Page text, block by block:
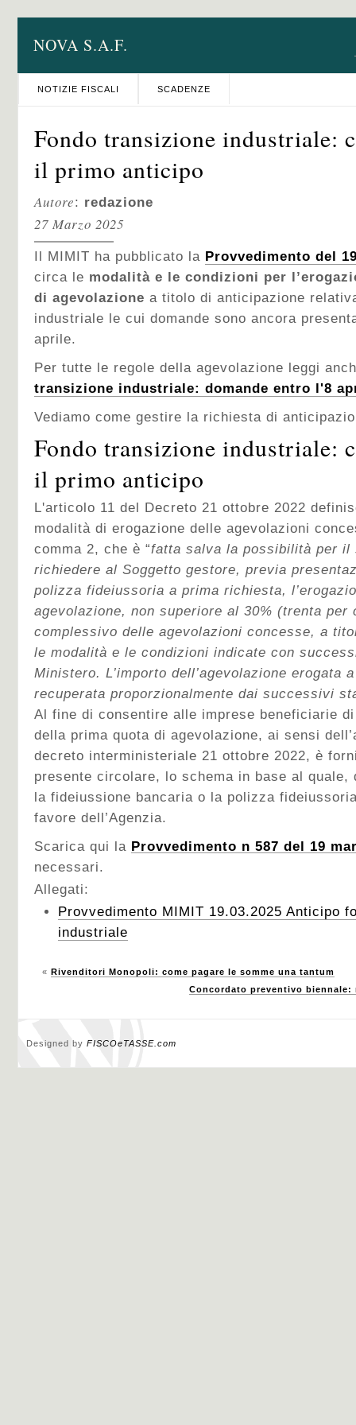
NOVA S.A.F.
NOTIZIE FISCALI SCADENZE
Fondo transizione industriale:
il primo anticipo
Autore: redazione
27 Marzo 2025
Il MIMIT ha pubblicato la Provvedimento del
circa le modalità e le condizioni per
di agevolazione a titolo di anticipazione
industriale le cui domande sono ancora
aprile.
Per tutte le regole della agevolazione leggi
transizione industriale: domande entro l'8
Vediamo come gestire la richiesta di
Fondo transizione industriale:
il primo anticipo
L'articolo 11 del Decreto 21 ottobre 2022
modalità di erogazione delle agevolazioni
comma 2, che è “fatta salva la possibilità per il
richiedere al Soggetto gestore, previa
polizza fideiussoria a prima richiesta,
agevolazione, non superiore al 30% (trenta per
complessivo delle agevolazioni concesse, a
le modalità e le condizioni indicate con
Ministero. L’importo dell’agevolazione erogata
recuperata proporzionalmente dai successivi
Al fine di consentire alle imprese beneficiarie
della prima quota di agevolazione, ai sensi
decreto interministeriale 21 ottobre 2022, è
presente circolare, lo schema in base al quale,
la fideiussione bancaria o la polizza
favore dell’Agenzia.
Scarica qui la Provvedimento n 587 del 19
necessari.
Allegati:
Provvedimento MIMIT 19.03.2025 Anticipo
industriale
« Rivenditori Monopoli: come pagare le somme una tantum
Concordato preventivo
Designed by FISCOeTASSE.com